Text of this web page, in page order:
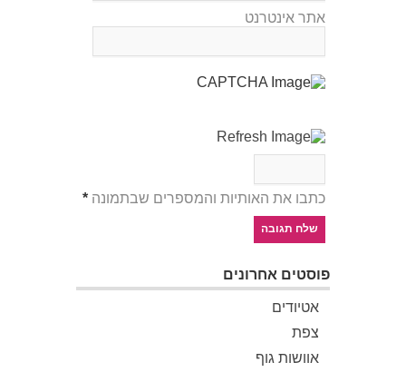
אתר אינטרנט
כתבו את האותיות והמספרים שבתמונה *
פוסטים אחרונים
אטיודים
צפת
אוושות גוף